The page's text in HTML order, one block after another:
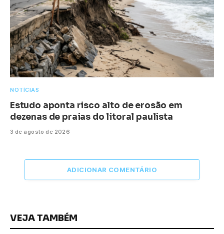
NOTÍCIAS
Estudo aponta risco alto de erosão em
dezenas de praias do litoral paulista
3 de agosto de 2026
ADICIONAR COMENTÁRIO
VEJA TAMBÉM